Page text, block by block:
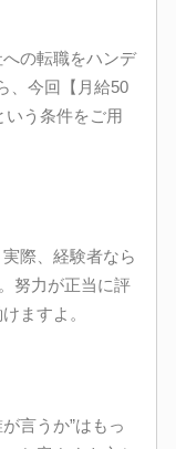
の転職をハンデ
、今回【月給50
う条件をご用
際、経験者なら
努力が正当に評
ますよ。
言うか”はもっ